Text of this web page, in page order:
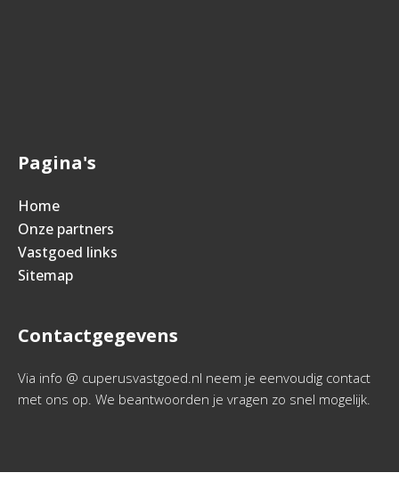
Pagina's
Home
Onze partners
Vastgoed links
Sitemap
Contactgegevens
Via info @ cuperusvastgoed.nl neem je eenvoudig contact
met ons op. We beantwoorden je vragen zo snel mogelijk.